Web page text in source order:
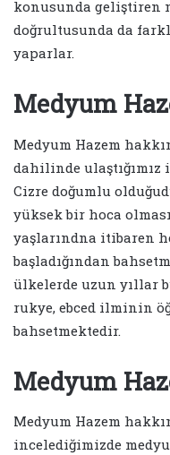
konusunda geliştiren
doğrultusunda da
yaparlar.
Medyum
Medyum Hazem
dahilinde ulaştığımız
Cizre doğumlu
yüksek bir hoca
yaşlarındna itibaren
başladığından
ülkelerde uzun yıllar
rukye, ebced ilminin
bahsetmektedir.
Medyum
Medyum Hazem
incelediğimizde